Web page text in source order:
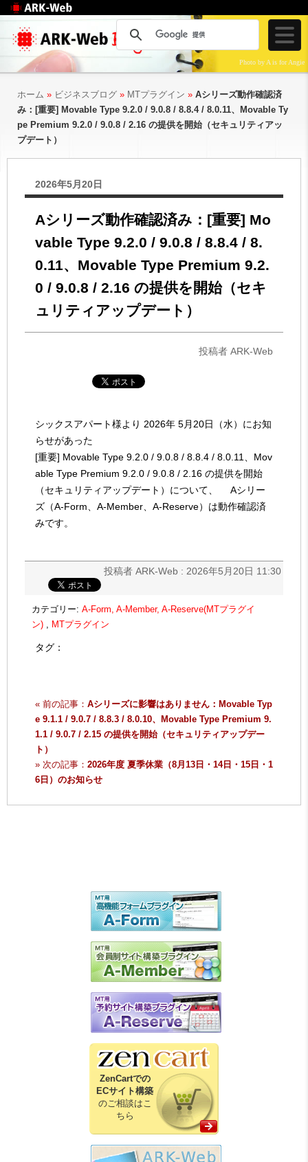
Web制作のアークウェ
ブ
ホーム » ビジネスブログ » MTプラグイン » Aシリーズ動作確認済
み：[重要] Movable Type 9.2.0 / 9.0.8 / 8.8.4 / 8.0.11、Movable Ty
pe Premium 9.2.0 / 9.0.8 / 2.16 の提供を開始（セキュリティアッ
プデート）
2026年5月20日
Aシリーズ動作確認済み：[重要] Mo
vable Type 9.2.0 / 9.0.8 / 8.8.4 / 8.
0.11、Movable Type Premium 9.2.
0 / 9.0.8 / 2.16 の提供を開始（セキ
ュリティアップデート）
投稿者 ARK-Web
シックスアパート様より 2026年 5月20日（水）にお知
らせがあった
[重要] Movable Type 9.2.0 / 9.0.8 / 8.8.4 / 8.0.11、Mov
able Type Premium 9.2.0 / 9.0.8 / 2.16 の提供を開始
（セキュリティアップデート）について、 Aシリー
ズ（A-Form、A-Member、A-Reserve）は動作確認済
みです。
投稿者 ARK-Web : 2026年5月20日 11:30
カテゴリー: A-Form, A-Member, A-Reserve(MTプラグイ
ン)
MTプラグイン
タグ：
« 前の記事： Aシリーズに影響はありません：Movable Typ
e 9.1.1 / 9.0.7 / 8.8.3 / 8.0.10、Movable Type Premium 9.
1.1 / 9.0.7 / 2.15 の提供を開始（セキュリティアップデー
ト）
» 次の記事： 2026年度 夏季休業（8月13日・14日・15日・1
6日）のお知らせ
ZenCartでの
ECサイト構築
のご相談はこ
ちら
Photo by A is for Angie